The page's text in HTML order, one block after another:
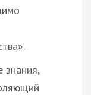
знания,